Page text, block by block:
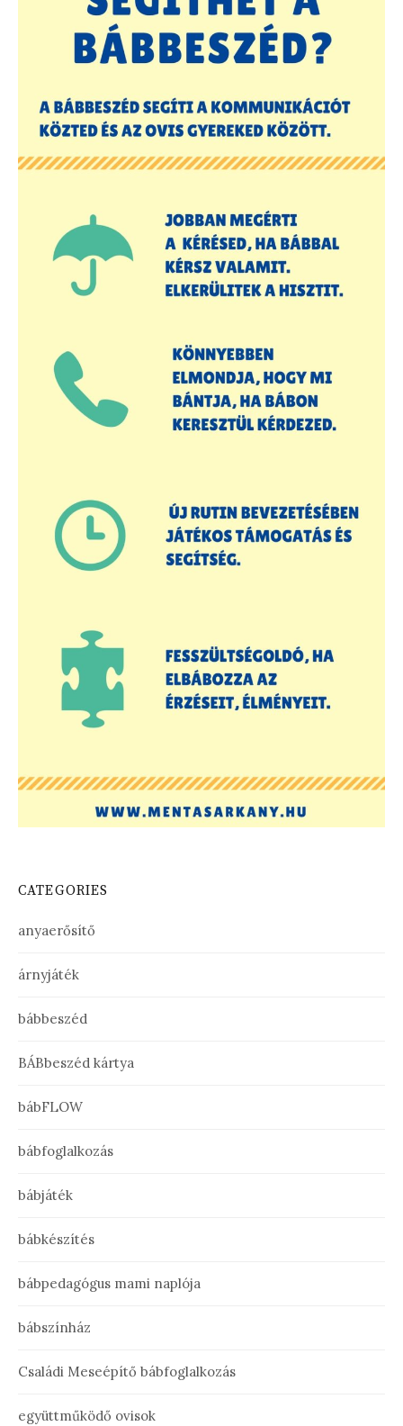
CATEGORIES
anyaerősítő
árnyjáték
bábbeszéd
BÁBbeszéd kártya
bábFLOW
bábfoglalkozás
bábjáték
bábkészítés
bábpedagógus mami naplója
bábszínház
Családi Meseépítő bábfoglalkozás
együttműködő ovisok